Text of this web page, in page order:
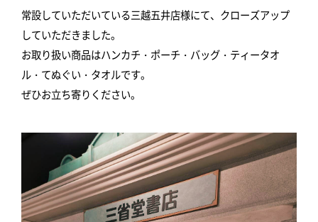
常設していただいている三越五井店様にて、クローズアップ
していただきました。
お取り扱い商品はハンカチ・ポーチ・バッグ・ティータオ
ル・てぬぐい・タオルです。
ぜひお立ち寄りください。